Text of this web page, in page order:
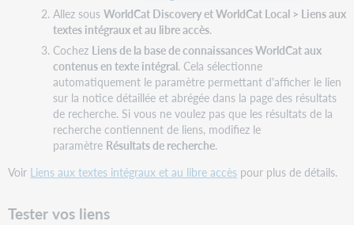
Allez sous WorldCat Discovery et WorldCat Local > Liens aux
textes intégraux et au libre accès.
Cochez Liens de la base de connaissances WorldCat aux
contenus en texte intégral. Cela sélectionne
automatiquement le paramètre permettant d'afficher le lien
sur la notice détaillée et abrégée dans la page des résultats
de recherche. Si vous ne voulez pas que les résultats de la
recherche contiennent de liens, modifiez le
paramètre Résultats de recherche.
Voir Liens aux textes intégraux et au libre accès pour plus de détails.
Tester vos liens